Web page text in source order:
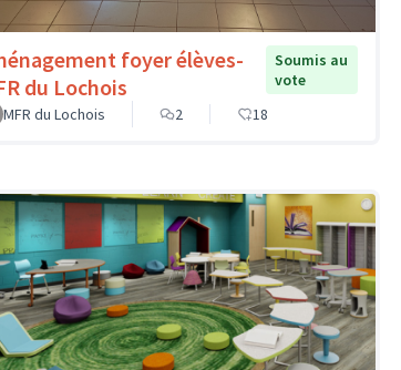
foyer élèves-
du Lochois
Soumis au
vote
MFR du Lochois
2 18